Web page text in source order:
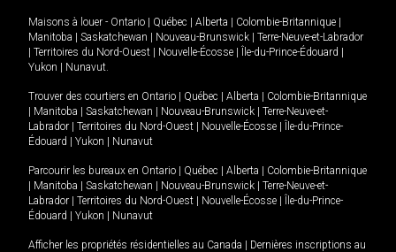
Maisons à louer - Ontario Québec Alberta Colombie-Britannique
Manitoba
Saskatchewan Nouveau-Brunswick
Terre-Neuve-et-Labrador
Territoires du Nord-Ouest Nouvelle-Écosse Île-du-Prince-Édouard
Yukon
Nunavut.
Trouver des courtiers en Ontario Québec Alberta
Colombie-Britannique
Manitoba Saskatchewan Nouveau-Brunswick
Terre-Neuve-et-
Labrador
Territoires du Nord-Ouest Nouvelle-Écosse
Île-du-Prince-
Édouard
Yukon Nunavut
Parcourir les bureaux en Ontario Québec Alberta
Colombie-Britannique
Manitoba Saskatchewan Nouveau-Brunswick
Terre-Neuve-et-
Labrador
Territoires du Nord-Ouest Nouvelle-Écosse
Île-du-Prince-
Édouard
Yukon Nunavut
Afficher les propriétés résidentielles au Canada
Dernières inscriptions au